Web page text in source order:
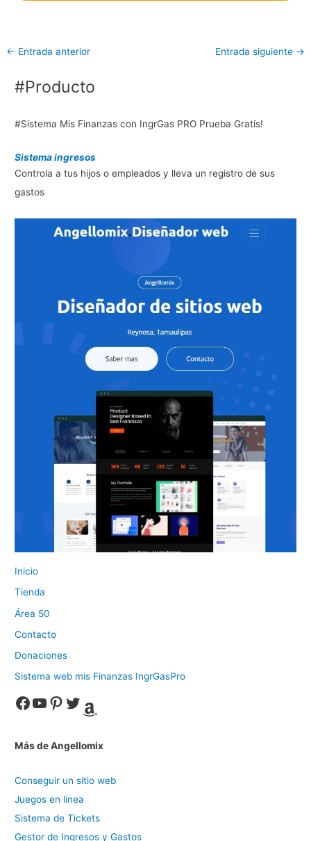
← Entrada anterior Entrada siguiente →
#Producto
#Sistema Mis Finanzas con IngrGas PRO Prueba Gratis!
Sistema ingresos
Controla a tus hijos o empleados y lleva un registro de sus
gastos
Inicio
Tienda
Área 50
Contacto
Donaciones
Sistema web mis Finanzas IngrGasPro
Facebook YouTube Pinterest Twitter Amazon
Más de Angellomix
Conseguir un sitio web
Juegos en linea
Sistema de Tickets
Gestor de Ingresos y Gastos